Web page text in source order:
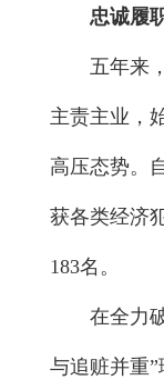
忠诚履
五年来
主责主业，
高压态势。
获各类经济
183名。
在全力
与追赃并重”